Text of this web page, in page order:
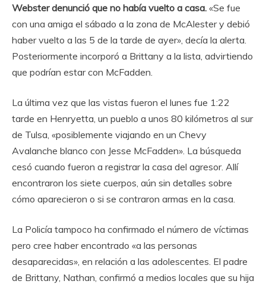
Webster denunció que no había vuelto a casa. «Se fue
con una amiga el sábado a la zona de McAlester y debió
haber vuelto a las 5 de la tarde de ayer», decía la alerta.
Posteriormente incorporó a Brittany a la lista, advirtiendo
que podrían estar con McFadden.
La última vez que las vistas fueron el lunes fue 1:22
tarde en Henryetta, un pueblo a unos 80 kilómetros al sur
de Tulsa, «posiblemente viajando en un Chevy
Avalanche blanco con Jesse McFadden». La búsqueda
cesó cuando fueron a registrar la casa del agresor. Allí
encontraron los siete cuerpos, aún sin detalles sobre
cómo aparecieron o si se contraron armas en la casa.
La Policía tampoco ha confirmado el número de víctimas
pero cree haber encontrado «a las personas
desaparecidas», en relación a las adolescentes. El padre
de Brittany, Nathan, confirmó a medios locales que su hija